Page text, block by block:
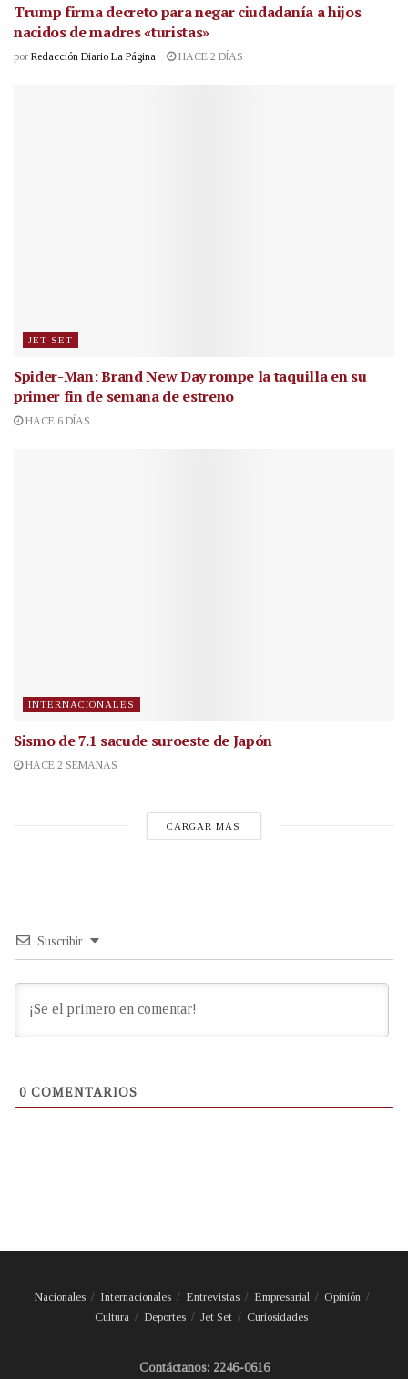
Trump firma decreto para negar ciudadanía a hijos
nacidos de madres «turistas»
por Redacción Diario La Página HACE 2 DÍAS
JET SET
Spider-Man: Brand New Day rompe la taquilla en su
primer fin de semana de estreno
HACE 6 DÍAS
INTERNACIONALES
Sismo de 7.1 sacude suroeste de Japón
HACE 2 SEMANAS
CARGAR MÁS
Suscribir
0 COMENTARIOS
Nacionales Internacionales Entrevistas Empresarial
Opinión
Cultura
Deportes Jet Set Curiosidades
Contáctanos: 2246-0616